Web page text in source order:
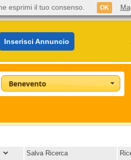
Inserisci Annuncio
Benevento
Salva Ricerca
esprimi il tuo consenso. OK